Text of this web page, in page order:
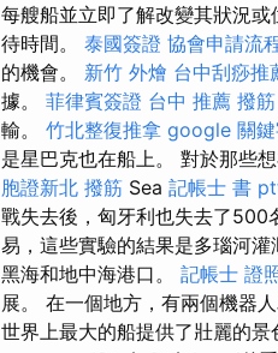
每艘船並立即了解改變其狀況
待時間。 泰國簽證 協會申請流
的機會。 新竹 外燴 台中刮痧推
據。 菲律賓簽證 台中 推薦 撥筋
輸。 竹北整復推拿 google 關
是星巴克也在船上。 對於那些
胞證新北 撥筋 Sea 記帳士 書
戰失去後，匈牙利也失去了500
易，這些實驗的結果是多瑙河灌
黑海和地中海港口。 記帳士 證
展。 在一個地方，有兩個機器
世界上最大的船提供了壯麗的景